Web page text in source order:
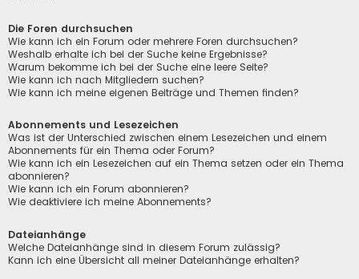
Die Foren durchsuchen
Wie kann ich ein Forum oder mehrere Foren durchsuchen?
Weshalb erhalte ich bei der Suche keine Ergebnisse?
Warum bekomme ich bei der Suche eine leere Seite?
Wie kann ich nach Mitgliedern suchen?
Wie kann ich meine eigenen Beiträge und Themen finden?
Abonnements und Lesezeichen
Was ist der Unterschied zwischen einem Lesezeichen und einem
Abonnements für ein Thema oder Forum?
Wie kann ich ein Lesezeichen auf ein Thema setzen oder ein Thema
abonnieren?
Wie kann ich ein Forum abonnieren?
Wie deaktiviere ich meine Abonnements?
Dateianhänge
Welche Dateianhänge sind in diesem Forum zulässig?
Kann ich eine Übersicht all meiner Dateianhänge erhalten?